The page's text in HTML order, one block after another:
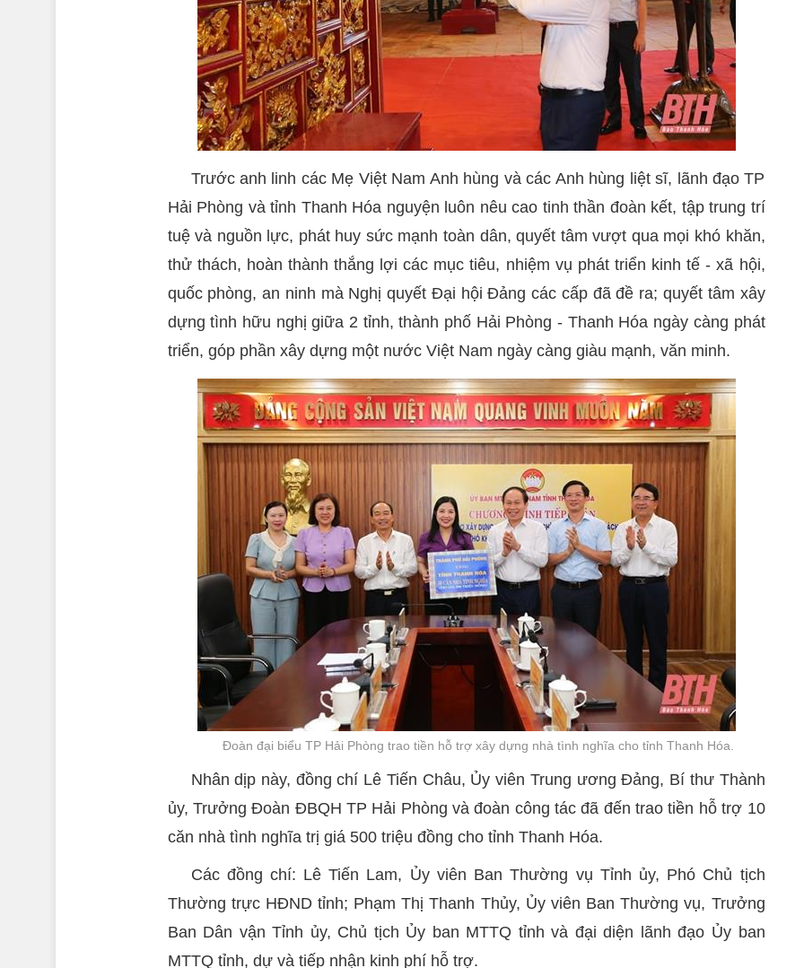
Trước anh linh các Mẹ Việt Nam Anh hùng và các Anh hùng liệt sĩ, lãnh đạo TP
Hải Phòng và tỉnh Thanh Hóa nguyện luôn nêu cao tinh thần đoàn kết, tập trung trí
tuệ và nguồn lực, phát huy sức mạnh toàn dân, quyết tâm vượt qua mọi khó khăn,
thử thách, hoàn thành thắng lợi các mục tiêu, nhiệm vụ phát triển kinh tế - xã hội,
quốc phòng, an ninh mà Nghị quyết Đại hội Đảng các cấp đã đề ra; quyết tâm xây
dựng tình hữu nghị giữa 2 tỉnh, thành phố Hải Phòng - Thanh Hóa ngày càng phát
triển, góp phần xây dựng một nước Việt Nam ngày càng giàu mạnh, văn minh.
Đoàn đại biểu TP Hải Phòng trao tiền hỗ trợ xây dựng nhà tình nghĩa cho tỉnh Thanh Hóa.
Nhân dịp này, đồng chí Lê Tiến Châu, Ủy viên Trung ương Đảng, Bí thư Thành
ủy, Trưởng Đoàn ĐBQH TP Hải Phòng và đoàn công tác đã đến trao tiền hỗ trợ 10
căn nhà tình nghĩa trị giá 500 triệu đồng cho tỉnh Thanh Hóa.
Các đồng chí: Lê Tiến Lam, Ủy viên Ban Thường vụ Tỉnh ủy, Phó Chủ tịch
Thường trực HĐND tỉnh; Phạm Thị Thanh Thủy, Ủy viên Ban Thường vụ, Trưởng
Ban Dân vận Tỉnh ủy, Chủ tịch Ủy ban MTTQ tỉnh và đại diện lãnh đạo Ủy ban
MTTQ tỉnh, dự và tiếp nhận kinh phí hỗ trợ.